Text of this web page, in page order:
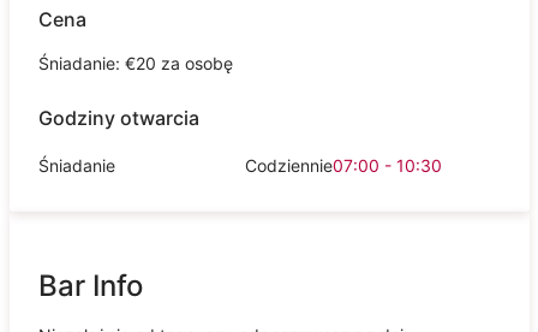
Cena
Śniadanie: €20 za osobę
Godziny otwarcia
Śniadanie Codziennie07:00 - 10:30
Bar Info